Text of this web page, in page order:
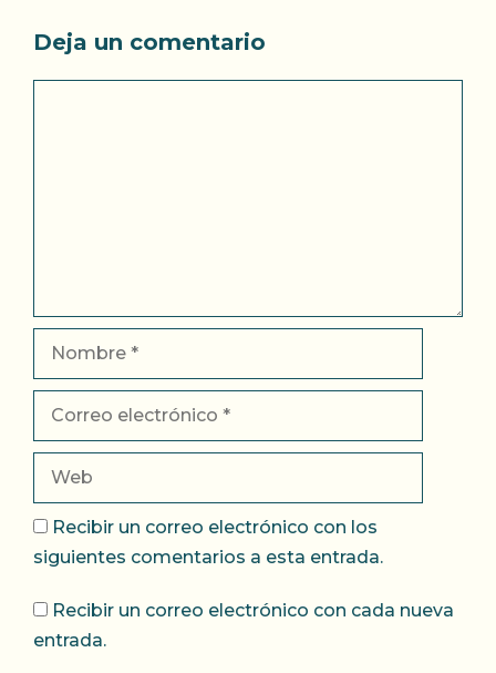
Deja un comentario
electrónico
Recibir un correo electrónico con los
siguientes comentarios a esta entrada.
Recibir un correo electrónico con cada nueva
entrada.